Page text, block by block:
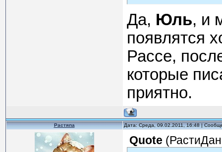
Да, Юль, и
появлятся
Рассе,
которые
приятно.
Растяпа Дата: Среда, 09.02.2011, 16:48 |
Quote (